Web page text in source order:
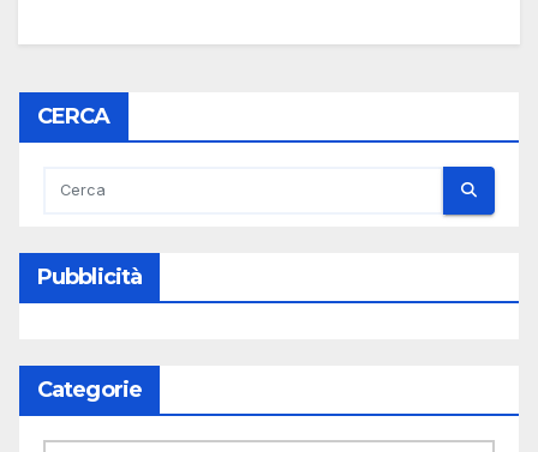
CERCA
Pubblicità
Categorie